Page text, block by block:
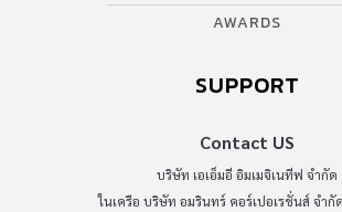
AWARDS
SUPPORT
Contact US
บริษัท เอเอ็มอี อิมเมจิเนทีฟ จำกัด
ในเครือ บริษัท อมรินทร์ คอร์เปอเรชั่นส์ จำ